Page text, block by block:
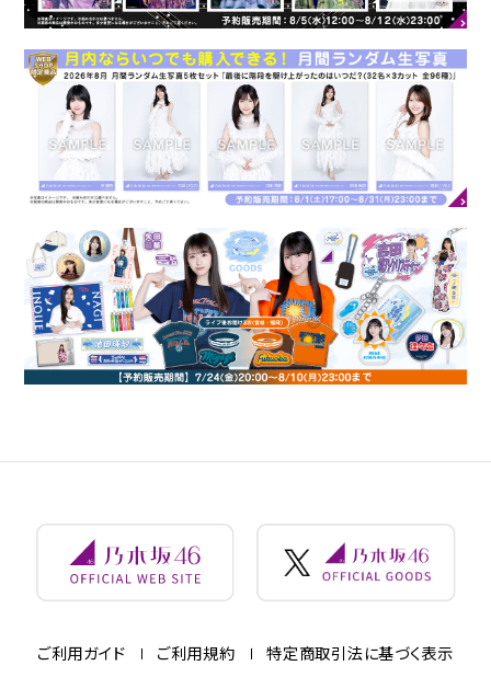
ご利用ガイド ご利用規約
特定商取引法に基づく表示